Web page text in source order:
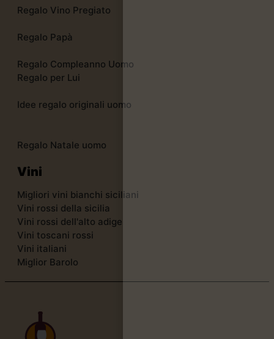
Regalo Vino Pregiato
Regalo Papà
Regalo Compleanno Uomo
Regalo per Lui
Idee regalo originali uomo
Regalo Natale uomo
Vini
Migliori vini bianchi siciliani
Vini rossi della sicilia
Vini rossi dell'alto adige
Vini toscani rossi
Vini italiani
Miglior Barolo